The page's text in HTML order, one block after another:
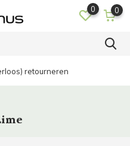
0 0
retourneren